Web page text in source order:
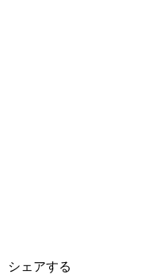
シェアする